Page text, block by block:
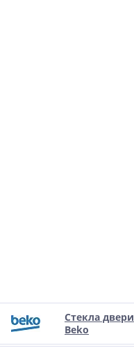
Стекла двери
Beko